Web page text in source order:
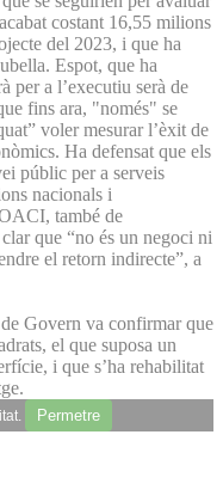
costant 16,55 milions
del 2023, i que ha
Espot, que ha
per a l’executiu serà de
fins ara, "només" se
voler mesurar l’èxit de
Ha defensat que els
públic per a serveis
nacionals i
també de
que “no és un negoci ni
el retorn indirecte”, a
Govern va confirmar que
el que suposa un
i que s’ha rehabilitat
Permetre